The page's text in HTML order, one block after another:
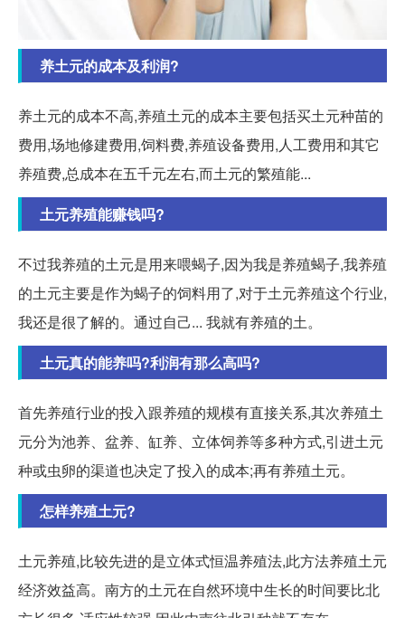
养土元的成本及利润?
养土元的成本不高,养殖土元的成本主要包括买土元种苗的
费用,场地修建费用,饲料费,养殖设备费用,人工费用和其它
养殖费,总成本在五千元左右,而土元的繁殖能...
土元养殖能赚钱吗?
不过我养殖的土元是用来喂蝎子,因为我是养殖蝎子,我养殖
的土元主要是作为蝎子的饲料用了,对于土元养殖这个行业,
我还是很了解的。通过自己... 我就有养殖的土。
土元真的能养吗?利润有那么高吗?
首先养殖行业的投入跟养殖的规模有直接关系,其次养殖土
元分为池养、盆养、缸养、立体饲养等多种方式,引进土元
种或虫卵的渠道也决定了投入的成本;再有养殖土元。
怎样养殖土元?
土元养殖,比较先进的是立体式恒温养殖法,此方法养殖土元
经济效益高。南方的土元在自然环境中生长的时间要比北